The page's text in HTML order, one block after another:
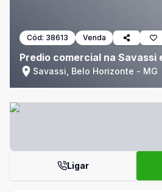
Cód: 38613 Venda
Predio comercial na Savassi
Savassi, Belo Horizonte - MG
Ligar